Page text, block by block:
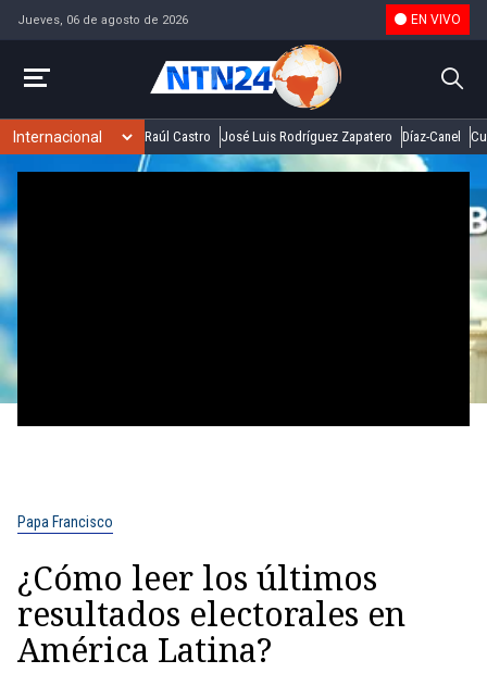
Jueves, 06 de agosto de 2026 EN VIVO
Raúl Castro José Luis Rodríguez Zapatero Díaz-Canel
Papa Francisco
¿Cómo leer los últimos
resultados electorales en
América Latina?